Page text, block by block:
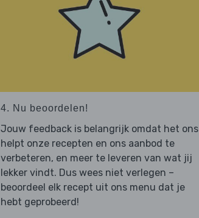
4. Nu beoordelen!
Jouw feedback is belangrijk omdat het ons
helpt onze recepten en ons aanbod te
verbeteren, en meer te leveren van wat jij
lekker vindt. Dus wees niet verlegen –
beoordeel elk recept uit ons menu dat je
hebt geprobeerd!